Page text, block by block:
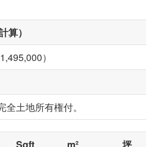
算）
）
土地所有権付。